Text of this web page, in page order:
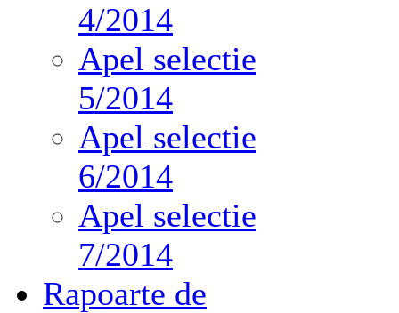
4/2014
Apel selectie
5/2014
Apel selectie
6/2014
Apel selectie
7/2014
Rapoarte de